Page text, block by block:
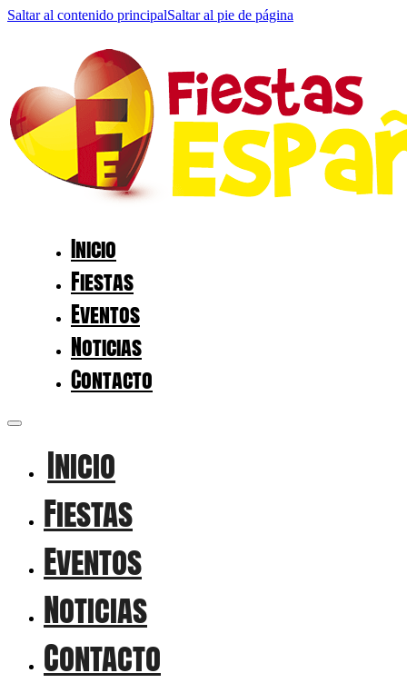
Saltar al contenido principalSaltar al pie de página
Inicio
Fiestas
Eventos
Noticias
Contacto
Inicio
Fiestas
Eventos
Noticias
Contacto